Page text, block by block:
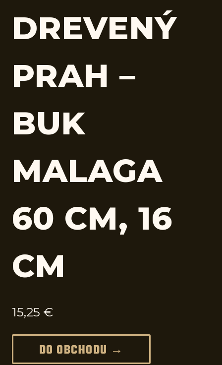
DREVENÝ
PRAH –
BUK
MALAGA
60 CM, 16
CM
15,25 €
DO OBCHODU →